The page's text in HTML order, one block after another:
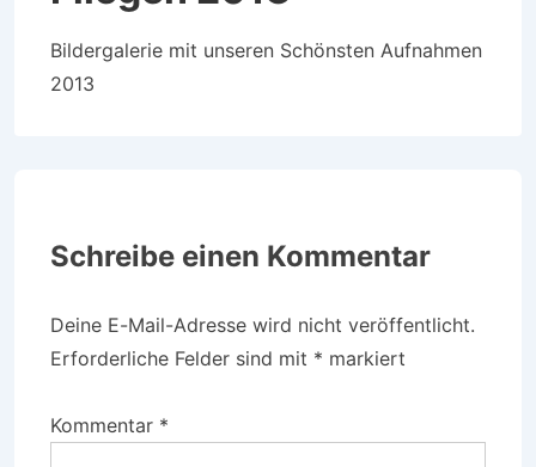
Bildergalerie mit unseren Schönsten Aufnahmen
2013
Schreibe einen Kommentar
Deine E-Mail-Adresse wird nicht veröffentlicht.
Erforderliche Felder sind mit * markiert
Kommentar *